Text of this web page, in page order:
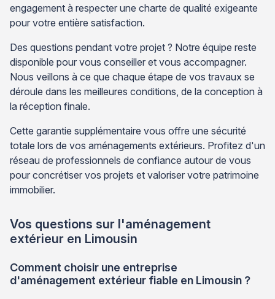
engagement à respecter une charte de qualité exigeante
pour votre entière satisfaction.
Des questions pendant votre projet ? Notre équipe reste
disponible pour vous conseiller et vous accompagner.
Nous veillons à ce que chaque étape de vos travaux se
déroule dans les meilleures conditions, de la conception à
la réception finale.
Cette garantie supplémentaire vous offre une sécurité
totale lors de vos aménagements extérieurs. Profitez d'un
réseau de professionnels de confiance autour de vous
pour concrétiser vos projets et valoriser votre patrimoine
immobilier.
Vos questions sur l'aménagement
extérieur en Limousin
Comment choisir une entreprise
d'aménagement extérieur fiable en Limousin ?